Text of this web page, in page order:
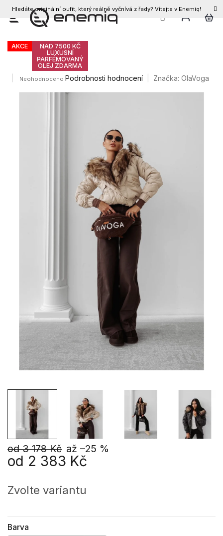
Přejít
Hledáte originální oufit, který reálně vyčnívá z řady? Vítejte v Enemiq!
CZK
Olavoga Raure bunda
AKCE
NAD 7500 KČ
LUXUSNÍ
PARFÉMOVANÝ
OLEJ ZDARMA
Průměrné
Neohodnoceno Podrobnosti hodnocení Značka: OlaVoga
od 3 178 Kč až –25 %
od 2 383 Kč
cena:
Zvolte variantu
Barva